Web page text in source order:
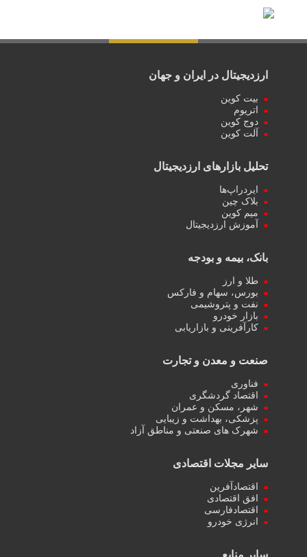
ارزدیجیتال در ایران و جهان
بیت کوین
اتریوم
دوج کوین
آلت کوین
تحلیل بازارهای ارزدیجیتال
ایردراپ‌ها
بلاک چین
میم کوین‌
آموزش ارزدیجیتال
بانک، بیمه و بودجه
طلا و ارز
بورس، سهام و فارکس
نفت و پتروشیمی
بازار خودرو
کارآفرینی و بازاریابی
صنعت و معدن و تجارت
فناوری
اقتصاد گردشگری
شهر، مسکن و عمران
پزشکی، بهداشت و زیبایی
شهرک های صنعتی و مناطق آزاد
سایر مجلات اقتصادی
اقتصادآفرین
افق اقتصادی
اقتصادفارسی
انرژی خودرو